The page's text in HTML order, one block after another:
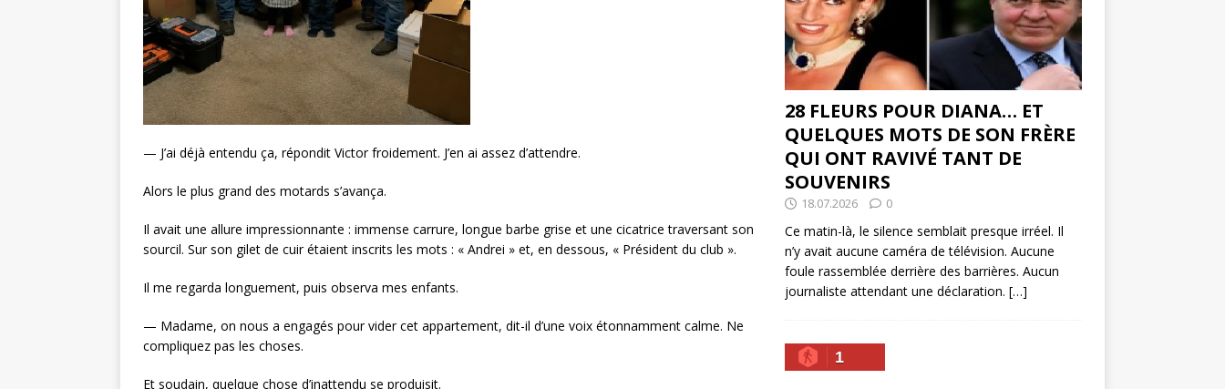
— J’ai déjà entendu ça, répondit Victor froidement. J’en ai assez d’attendre.
Alors le plus grand des motards s’avança.
Il avait une allure impressionnante : immense carrure, longue barbe grise et une cicatrice traversant son
sourcil. Sur son gilet de cuir étaient inscrits les mots : « Andrei » et, en dessous, « Président du club ».
Il me regarda longuement, puis observa mes enfants.
— Madame, on nous a engagés pour vider cet appartement, dit-il d’une voix étonnamment calme. Ne
compliquez pas les choses.
Et soudain, quelque chose d’inattendu se produisit.
28 FLEURS POUR DIANA… ET
QUELQUES MOTS DE SON FRÈRE
QUI ONT RAVIVÉ TANT DE
SOUVENIRS
18.07.2026 0
Ce matin-là, le silence semblait presque irréel. Il
n’y avait aucune caméra de télévision. Aucune
foule rassemblée derrière des barrières. Aucun
journaliste attendant une déclaration. […]
1